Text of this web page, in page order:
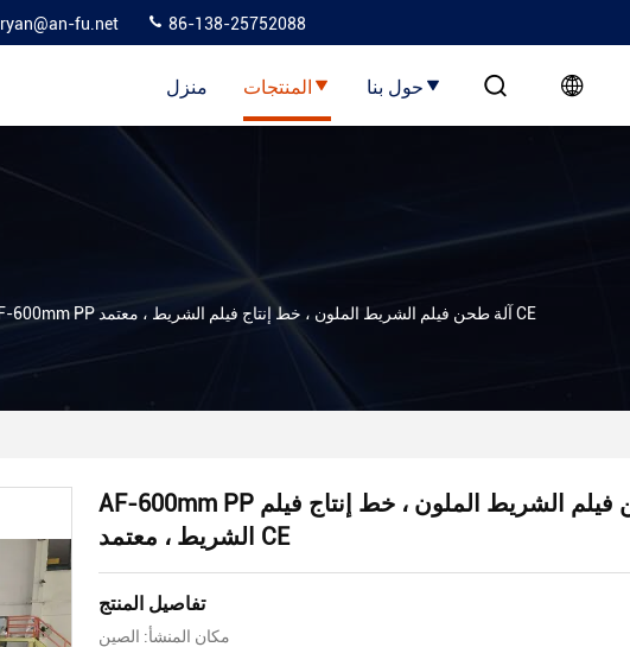
ryan@an-fu.net 86-138-25752088
منزل المنتجات حول بنا
AF-600mm PP آلة طحن فيلم الشريط الملون ، خط إنتاج فيلم الشريط ، معتمد CE
AF-600mm PP آلة طحن فيلم الشريط الملون ، خط إنتاج فيلم
الشريط ، معتمد CE
تفاصيل المنتج
مكان المنشأ: الصين